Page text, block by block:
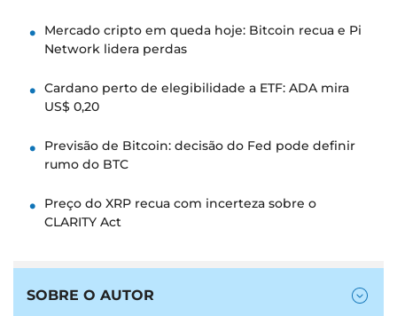
Mercado cripto em queda hoje: Bitcoin recua e Pi
Network lidera perdas
Cardano perto de elegibilidade a ETF: ADA mira
US$ 0,20
Previsão de Bitcoin: decisão do Fed pode definir
rumo do BTC
Preço do XRP recua com incerteza sobre o
CLARITY Act
SOBRE O AUTOR